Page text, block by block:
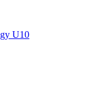
U10